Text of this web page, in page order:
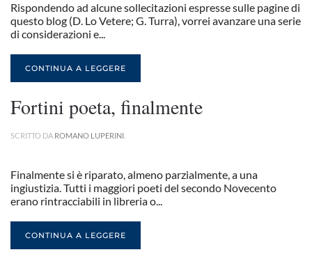
Rispondendo ad alcune sollecitazioni espresse sulle pagine di
questo blog (D. Lo Vetere; G. Turra), vorrei avanzare una serie
di considerazioni e...
CONTINUA A LEGGERE
Fortini poeta, finalmente
SCRITTO DA ROMANO LUPERINI
Finalmente si è riparato, almeno parzialmente, a una
ingiustizia. Tutti i maggiori poeti del secondo Novecento
erano rintracciabili in libreria o...
CONTINUA A LEGGERE